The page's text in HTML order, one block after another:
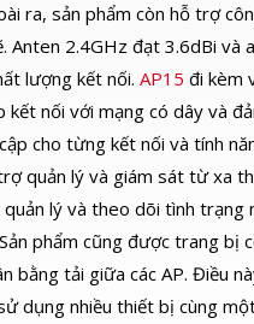
ra, sản phẩm còn hỗ trợ
Anten 2.4GHz đạt 3.6dBi và
lượng kết nối. AP15 đi kèm
nối với mạng có dây và
cho từng kết nối và tính
quản lý và giám sát từ xa
lý và theo dõi tình trạng
phẩm cũng được trang bị
bằng tải giữa các AP. Điều
nhiều thiết bị cùng một